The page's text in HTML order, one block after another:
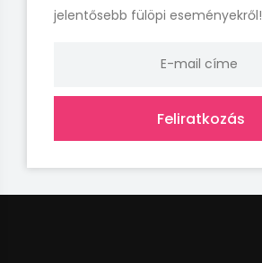
jelentősebb fülöpi eseményekről!
Feliratkozás